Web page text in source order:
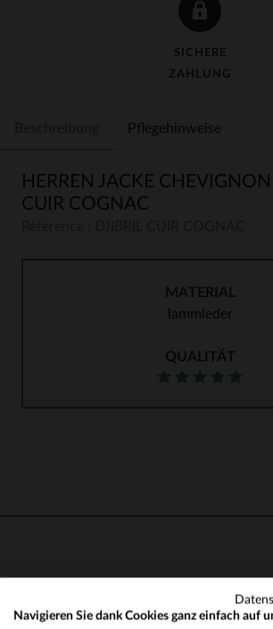
SICHERE
ZAHLUNG
Beschreibung Pflegehinweise
HERREN JACKE CHEVIGNON
CUIR COGNAC
MATERIAL
lammleder
QUALITÄT
Navigieren Sie dank Cookies ganz einfach auf